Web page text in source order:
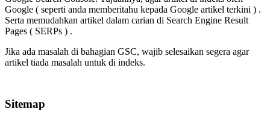
Google ( seperti anda memberitahu kepada Google artikel terkini ) .
Serta memudahkan artikel dalam carian di Search Engine Result
Pages ( SERPs ) .
Jika ada masalah di bahagian GSC, wajib selesaikan segera agar
artikel tiada masalah untuk di indeks.
Sitemap